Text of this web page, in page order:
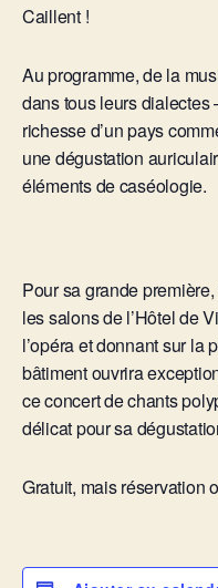
Caillent !
Au programme, de la
dans tous leurs dialectes
richesse d’un pays
une dégustation
éléments de caséologie.
Pour sa grande
les salons de l’Hôtel de
l’opéra et donnant sur la
bâtiment ouvrira
ce concert de chants
délicat pour sa
Gratuit, maisréservation